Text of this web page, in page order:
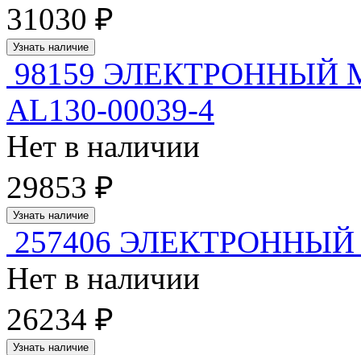
31030 ₽
Узнать наличие
98159 ЭЛЕКТРОННЫЙ
AL130-00039-4
Нет в наличии
29853 ₽
Узнать наличие
257406 ЭЛЕКТРОННЫЙ
Нет в наличии
26234 ₽
Узнать наличие